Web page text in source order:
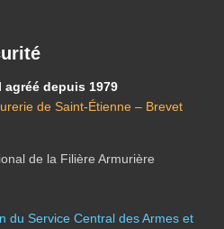
depuis 1979
de Saint-Étienne – Brevet
de la Filière Armurière
du Service Central des Armes et